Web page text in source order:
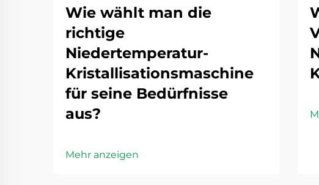
Wie wählt man die
richtige
Niedertemperatur-
Kristallisationsmaschine
für seine Bedürfnisse
aus?
Mehr anzeigen